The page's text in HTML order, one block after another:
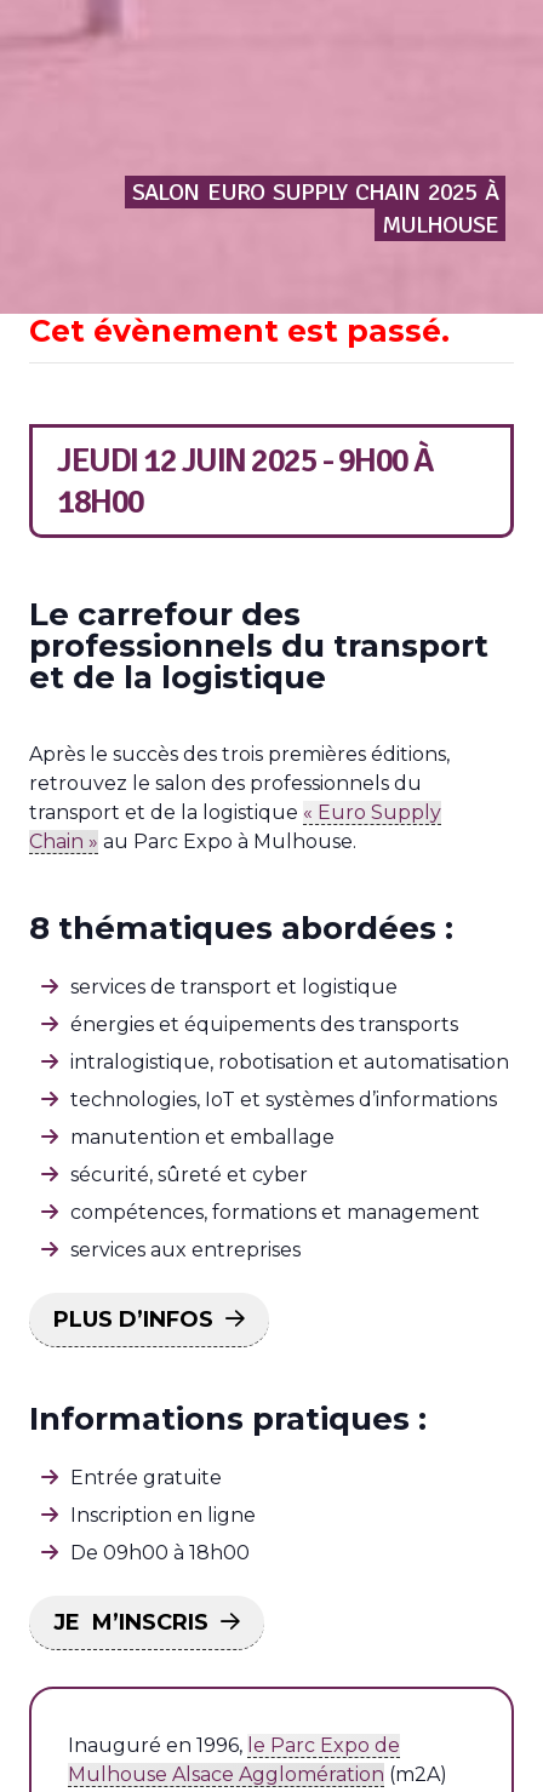
SALON EURO SUPPLY CHAIN 2025 À
MULHOUSE
Cet évènement est passé.
JEUDI 12 JUIN 2025 - 9H00À
18H00
Le carrefour des
professionnels du transport
et de la logistique
Après le succès des trois premières éditions,
retrouvez le salon des professionnels du
transport et de la logistique « Euro Supply
Chain » au Parc Expo à Mulhouse.
8 thématiques abordées :
services de transport et logistique
énergies et équipements des transports
intralogistique, robotisation et automatisation
technologies, IoT et systèmes d’informations
manutention et emballage
sécurité, sûreté et cyber
compétences, formations et management
services aux entreprises
PLUS D’INFOS
Informations pratiques :
Entrée gratuite
Inscription en ligne
De 09h00 à 18h00
JE M’INSCRIS
Inauguré en 1996, le Parc Expo de
Mulhouse Alsace Agglomération (m2A)